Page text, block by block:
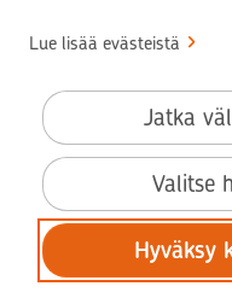
Lue lisää evästeistä
Hyväksy
Valitse
Jatka
Käyttöehdot
Saavutettavuusseloste
Evästeiden käyttö
Tilaa uutiskirje
Tietosuoja